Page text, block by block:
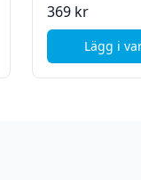
Series Maintenance
369 kr
Lägg i